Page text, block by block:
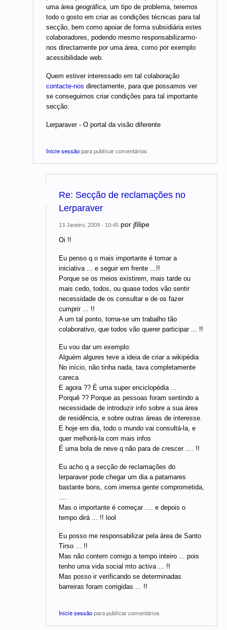
uma área geográfica, um tipo de problema, teremos
todo o gosto em criar as condições técnicas para tal
secção, bem como apoiar de forma subsidiária estes
colaboradores, podendo mesmo responsabilizarmo-
nos directamente por uma área, como por exemplo
acessibilidade web.
Quem estiver interessado em tal colaboração
contacte-nos directamente, para que possamos ver
se conseguimos criar condições para tal importante
secção.
Lerparaver - O portal da visão diferente
Inicie sessãopara publicar comentários
Re: Secção de reclamações no
Lerparaver
13 Janeiro, 2009 - 10:45 por jfilipe
Oi !!
Eu penso q o mais importante é tomar a
iniciativa ... e seguir em frente ...!!
Porque se os meios existirem, mais tarde ou
mais cedo, todos, ou quase todos vão sentir
necessidade de os consultar e de os fazer
cumprir ... !!
A um tal ponto, torna-se um trabalho tão
colaborativo, que todos vão querer participar ... !!
Eu vou dar um exemplo:
Alguém algures teve a ideia de criar a wikipédia
No início, não tinha nada, tava completamente
careca
E agora ?? È uma super enciclopédia ...
Porquê ?? Porque as pessoas foram sentindo a
necessidade de introduzir info sobre a sua área
de residência, e sobre outras áreas de interesse.
E hoje em dia, todo o mundo vai consultá-la, e
quer melhorá-la com mais infos
É uma bola de neve q não para de crescer .... !!
Eu acho q a secção de reclamações do
lerparaver pode chegar um dia a patamares
bastante bons, com imensa gente comprometida,
....
Mas o importante é começar .... e depois o
tempo dirá ... !! lool
Eu posso me responsabilizar pela área de Santo
Tirso ... !!
Mas não contem comigo a tempo inteiro ... pois
tenho uma vida social mto activa ... !!
Mas posso ir verificando se determinadas
barreiras foram corrigidas ... !!
Inicie sessãopara publicar comentários